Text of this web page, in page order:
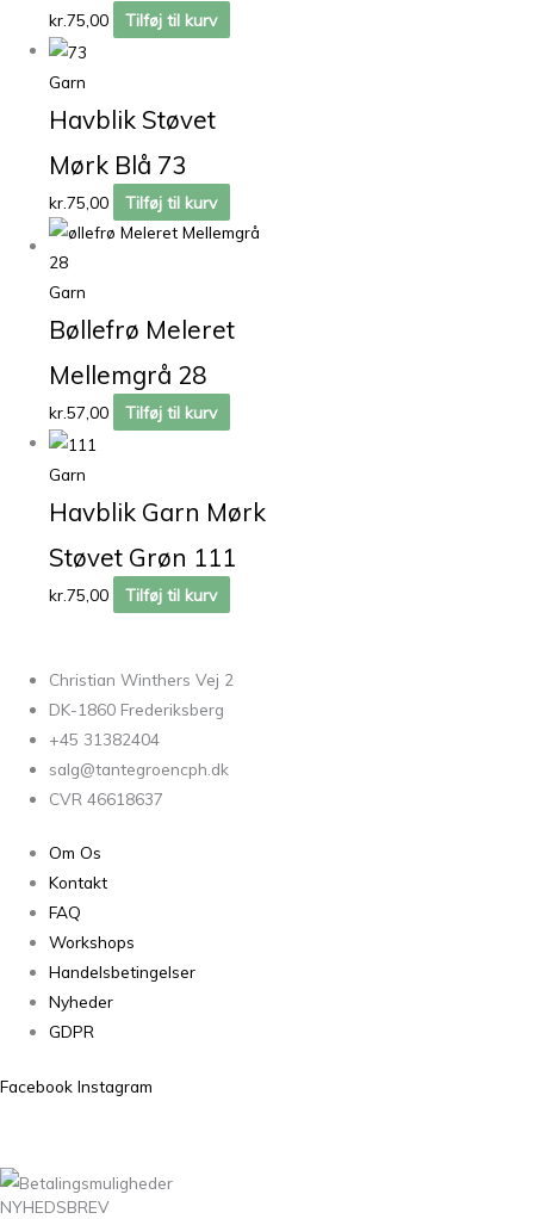
kr.75,00 Tilføj til kurv
Garn
Havblik Støvet
Mørk Blå 73
kr.75,00 Tilføj til kurv
Garn
Bøllefrø Meleret
Mellemgrå 28
kr.57,00 Tilføj til kurv
Garn
Havblik Garn Mørk
Støvet Grøn 111
kr.75,00 Tilføj til kurv
Christian Winthers Vej 2
DK-1860 Frederiksberg
+45 31382404
salg@tantegroencph.dk
CVR 46618637
Om Os
Kontakt
FAQ
Workshops
Handelsbetingelser
Nyheder
GDPR
Facebook Instagram
NYHEDSBREV